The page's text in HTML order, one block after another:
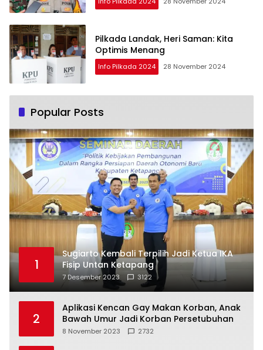
Pilkada Landak, Heri Saman: Kita
Optimis Menang
Info Pilkada 2024 28 November 2024
Popular Posts
1
Sugiarto Kembali Terpilih Jadi Ketua IKA
Fisip Untan Ketapang
7 Desember 2023 3122
2
Aplikasi Kencan Gay Makan Korban, Anak
Bawah Umur Jadi Korban Persetubuhan
8 November 2023 2732